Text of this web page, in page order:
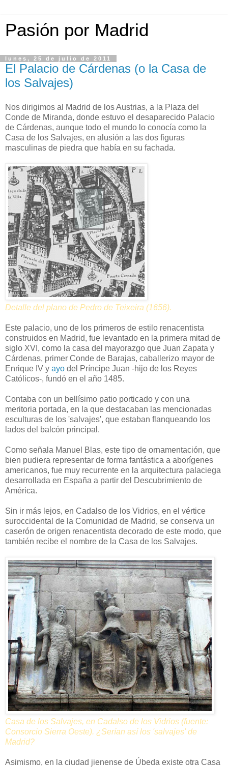
Pasión por Madrid
lunes, 25 de julio de 2011
El Palacio de Cárdenas (o la Casa de
los Salvajes)
Nos dirigimos al Madrid de los Austrias, a la Plaza del
Conde de Miranda, donde estuvo el desaparecido Palacio
de Cárdenas, aunque todo el mundo lo conocía como la
Casa de los Salvajes, en alusión a las dos figuras
masculinas de piedra que había en su fachada.
Detalle del plano de Pedro de Teixeira (1656).
Este palacio, uno de los primeros de estilo renacentista
construidos en Madrid, fue levantado en la primera mitad de
siglo XVI, como la casa del mayorazgo que Juan Zapata y
Cárdenas, primer Conde de Barajas, caballerizo mayor de
Enrique IV y ayo del Príncipe Juan -hijo de los Reyes
Católicos-, fundó en el año 1485.
Contaba con un bellísimo patio porticado y con una
meritoria portada, en la que destacaban las mencionadas
esculturas de los 'salvajes', que estaban flanqueando los
lados del balcón principal.
Como señala Manuel Blas, este tipo de ornamentación, que
bien pudiera representar de forma fantástica a aborígenes
americanos, fue muy recurrente en la arquitectura palaciega
desarrollada en España a partir del Descubrimiento de
América.
Sin ir más lejos, en Cadalso de los Vidrios, en el vértice
suroccidental de la Comunidad de Madrid, se conserva un
caserón de origen renacentista decorado de este modo, que
también recibe el nombre de la Casa de los Salvajes.
Casa de los Salvajes, en Cadalso de los Vidrios (fuente:
Consorcio Sierra Oeste). ¿Serían así los 'salvajes' de
Madrid?
Asimismo, en la ciudad jienense de Úbeda existe otra Casa